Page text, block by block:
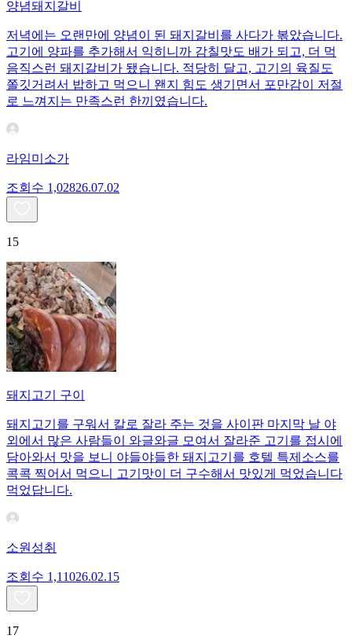
양념돼지갈비
저녁에는 오랜만에 양념이 된 돼지갈비를 사다가 볶았습니다.
고기에 양파를 추가해서 익히니까 감칠맛도 배가 되고, 더 먹
음직스런 돼지갈비가 됐습니다. 적당히 달고, 고기의 육질도
쫄깃거려서 밥하고 먹으니 왠지 힘도 생기면서 포만감이 저절
로 느껴지는 만족스런 한끼였습니다.
라임미소가
조회수 1,02826.07.02
15
돼지고기 구이
돼지고기를 구워서 칼로 잘라 주는 것을 사이판 마지막 날 야
외에서 많은 사람들이 와글와글 모여서 잘라준 고기를 접시에
담아와서 맛을 보니 야들야들한 돼지고기를 호텔 특제소스를
콕콕 찍어서 먹으니 고기맛이 더 구수해서 맛있게 먹었습니다
먹었답니다.
소원성취
조회수 1,11026.02.15
17